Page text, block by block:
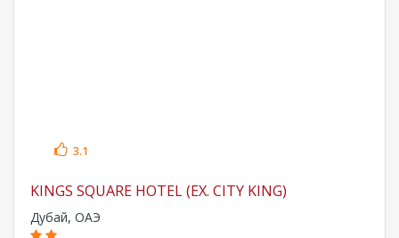
3.1
KINGS SQUARE HOTEL (EX. CITY KING)
Дубай, ОАЭ